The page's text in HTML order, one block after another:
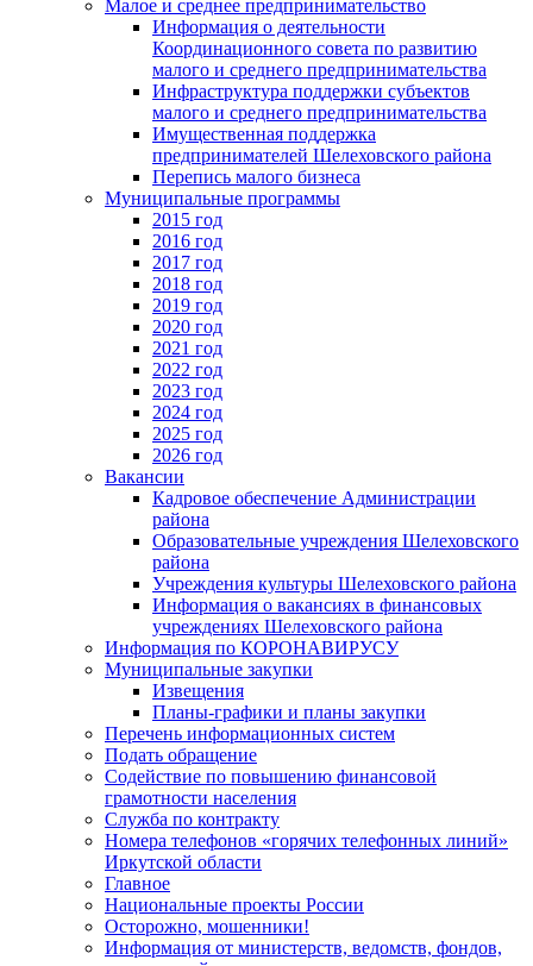
Малое и среднее предпринимательство
Информация о деятельности
Координационного совета по развитию
малого и среднего предпринимательства
Инфраструктура поддержки субъектов
малого и среднего предпринимательства
Имущественная поддержка
предпринимателей Шелеховского района
Перепись малого бизнеса
Муниципальные программы
2015 год
2016 год
2017 год
2018 год
2019 год
2020 год
2021 год
2022 год
2023 год
2024 год
2025 год
2026 год
Вакансии
Кадровое обеспечение Администрации
района
Образовательные учреждения Шелеховского
района
Учреждения культуры Шелеховского района
Информация о вакансиях в финансовых
учреждениях Шелеховского района
Информация по КОРОНАВИРУСУ
Муниципальные закупки
Извещения
Планы-графики и планы закупки
Перечень информационных систем
Подать обращение
Содействие по повышению финансовой
грамотности населения
Служба по контракту
Номера телефонов «горячих телефонных линий»
Иркутской области
Главное
Национальные проекты России
Осторожно, мошенники!
Информация от министерств, ведомств, фондов,